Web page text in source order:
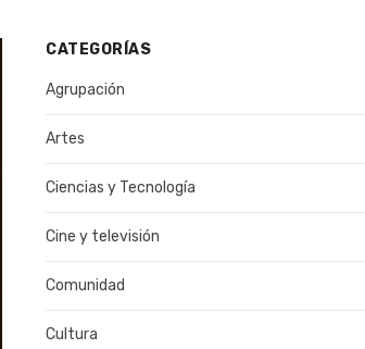
CATEGORÍAS
Agrupación
Artes
Ciencias y Tecnología
Cine y televisión
Comunidad
Cultura